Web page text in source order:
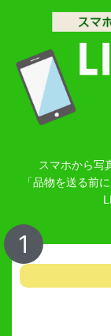
スマホから写
「品物を送る前
1